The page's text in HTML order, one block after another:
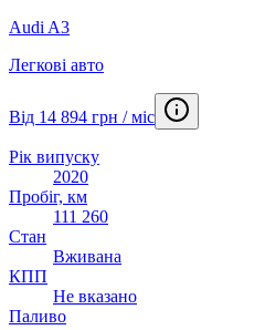
Audi A3
Легкові авто
Від 14 894 грн / міс
Рік випуску
2020
Пробіг, км
111 260
Стан
Вживана
КПП
Не вказано
Паливо